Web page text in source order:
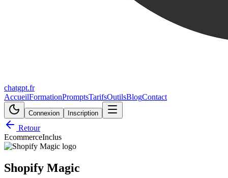
chatgpt.fr
AccueilFormationPromptsTarifsOutilsBlogContact
Connexion Inscription
Retour
EcommerceInclus
Shopify Magic